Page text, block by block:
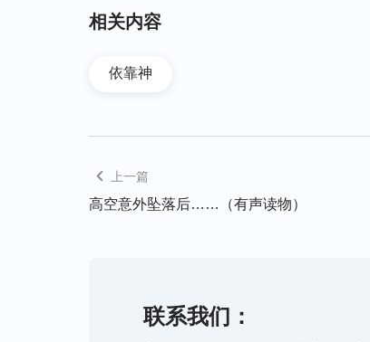
像看见了希望一样，觉得这次吃完药
快要裂开了。
丈夫又赶紧跑去叫医生，医生看到我
果再不排气的话，刀口就会裂开、发
排气！”结果药在我身上还是丝毫不起
我因五天未进食，已经饿得开始出现
丈夫看着我干着急，却无能为力。医
摇头，最好的药都给我用了也不管用
相关内容
依靠神
上一篇
高空意外坠落后……（有声读物）
联系我们：